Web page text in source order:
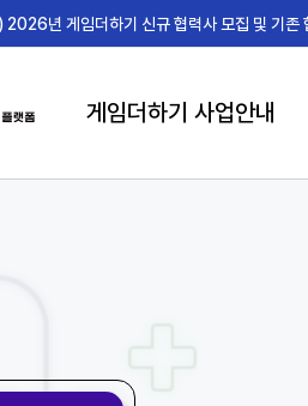
2026년 게임더하기 검수위원회 일정 안내
게임더하기 사업안내